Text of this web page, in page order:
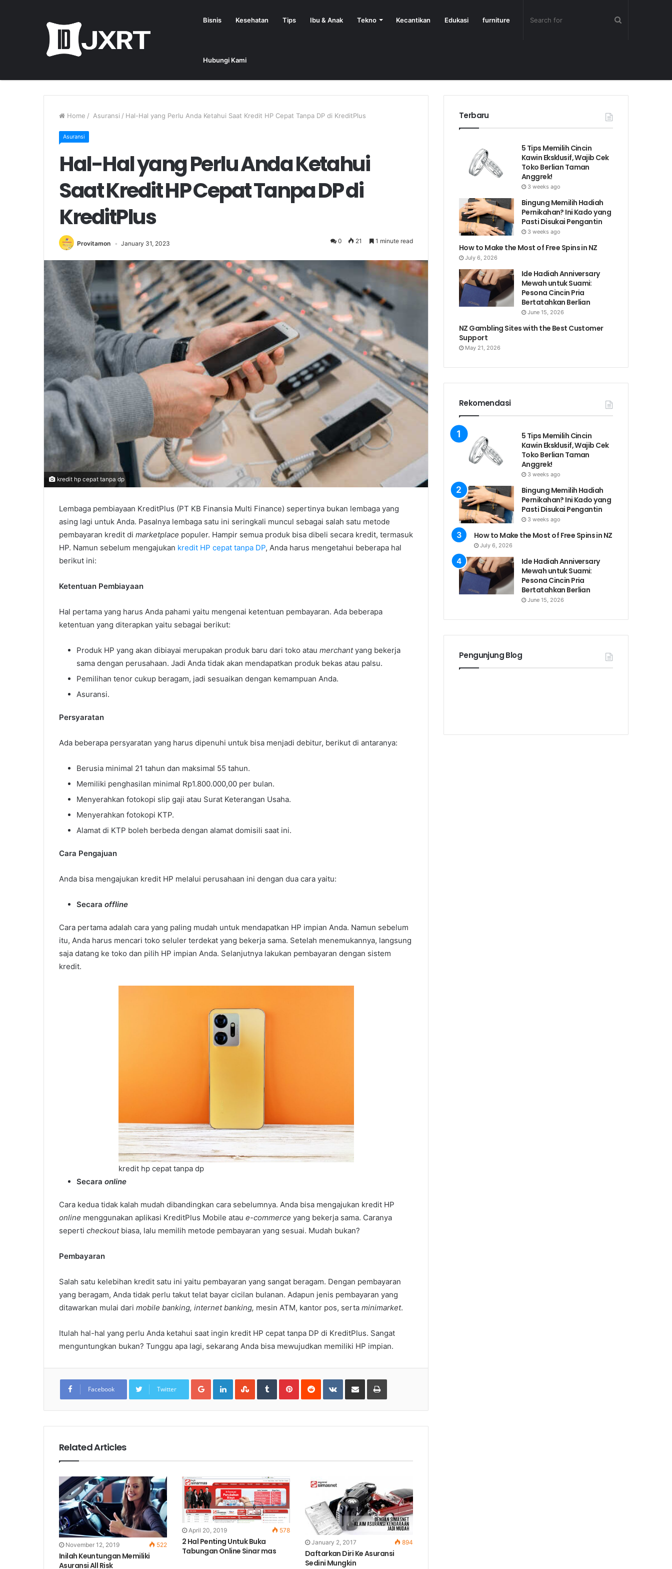
Bisnis Kesehatan Tips Ibu & Anak Tekno Kecantikan Edukasi furniture
Hubungi Kami
Home / Asuransi / Hal-Hal yang Perlu Anda Ketahui Saat Kredit HP Cepat Tanpa DP di KreditPlus
Asuransi
Hal-Hal yang Perlu Anda Ketahui
Saat Kredit HP Cepat Tanpa DP di
KreditPlus
Provitamon January 31, 2023 0 21 1 minute read
kredit hp cepat tanpa dp
Lembaga pembiayaan KreditPlus (PT KB Finansia Multi Finance) sepertinya bukan lembaga yang
asing lagi untuk Anda. Pasalnya lembaga satu ini seringkali muncul sebagai salah satu metode
pembayaran kredit di marketplace populer. Hampir semua produk bisa dibeli secara kredit, termasuk
HP. Namun sebelum mengajukan kredit HP cepat tanpa DP, Anda harus mengetahui beberapa hal
berikut ini:
Ketentuan Pembiayaan
Hal pertama yang harus Anda pahami yaitu mengenai ketentuan pembayaran. Ada beberapa
ketentuan yang diterapkan yaitu sebagai berikut:
Produk HP yang akan dibiayai merupakan produk baru dari toko atau merchantyang bekerja
sama dengan perusahaan. Jadi Anda tidak akan mendapatkan produk bekas atau palsu.
Pemilihan tenor cukup beragam, jadi sesuaikan dengan kemampuan Anda.
Asuransi.
Persyaratan
Ada beberapa persyaratan yang harus dipenuhi untuk bisa menjadi debitur, berikut di antaranya:
Berusia minimal 21 tahun dan maksimal 55 tahun.
Memiliki penghasilan minimal Rp1.800.000,00 per bulan.
Menyerahkan fotokopi slip gaji atau Surat Keterangan Usaha.
Menyerahkan fotokopi KTP.
Alamat di KTP boleh berbeda dengan alamat domisili saat ini.
Cara Pengajuan
Anda bisa mengajukan kredit HP melalui perusahaan ini dengan dua cara yaitu:
Secara offline
Cara pertama adalah cara yang paling mudah untuk mendapatkan HP impian Anda. Namun sebelum
itu, Anda harus mencari toko seluler terdekat yang bekerja sama. Setelah menemukannya, langsung
saja datang ke toko dan pilih HP impian Anda. Selanjutnya lakukan pembayaran dengan sistem
kredit.
kredit hp cepat tanpa dp
Secara online
Cara kedua tidak kalah mudah dibandingkan cara sebelumnya. Anda bisa mengajukan kredit HP
online menggunakan aplikasi KreditPlus Mobile atau e-commerce yang bekerja sama. Caranya
seperti checkout biasa, lalu memilih metode pembayaran yang sesuai. Mudah bukan?
Pembayaran
Salah satu kelebihan kredit satu ini yaitu pembayaran yang sangat beragam. Dengan pembayaran
yang beragam, Anda tidak perlu takut telat bayar cicilan bulanan. Adapun jenis pembayaran yang
ditawarkan mulai dari mobile banking, internet banking, mesin ATM, kantor pos, serta minimarket.
Itulah hal-hal yang perlu Anda ketahui saat ingin kredit HP cepat tanpa DP di KreditPlus. Sangat
menguntungkan bukan? Tunggu apa lagi, sekarang Anda bisa mewujudkan memiliki HP impian.
Facebook Twitter
Google+LinkedInStumbleUpon
TumblrPinterestReddit VKontakteShare
Email
Print
Related Articles
November 12, 2019 522
Inilah Keuntungan Memiliki
Asuransi All Risk
April 20, 2019 578
2 Hal Penting Untuk Buka
Tabungan Online Sinar mas
January 2, 2017 894
Daftarkan Diri Ke Asuransi
Sedini Mungkin
Terbaru
5 Tips Memilih Cincin
Kawin Eksklusif, Wajib Cek
Toko Berlian Taman
Anggrek!
3 weeks ago
Bingung Memilih Hadiah
Pernikahan? Ini Kado yang
Pasti Disukai Pengantin
3 weeks ago
How to Make the Most of Free Spins in NZ
July 6, 2026
Ide Hadiah Anniversary
Mewah untuk Suami:
Pesona Cincin Pria
Bertatahkan Berlian
June 15, 2026
NZ Gambling Sites with the Best Customer
Support
May 21, 2026
Rekomendasi
5 Tips Memilih Cincin
Kawin Eksklusif, Wajib Cek
Toko Berlian Taman
Anggrek!
3 weeks ago
Bingung Memilih Hadiah
Pernikahan? Ini Kado yang
Pasti Disukai Pengantin
3 weeks ago
How to Make the Most of Free Spins in NZ
July 6, 2026
Ide Hadiah Anniversary
Mewah untuk Suami:
Pesona Cincin Pria
Bertatahkan Berlian
June 15, 2026
Pengunjung Blog